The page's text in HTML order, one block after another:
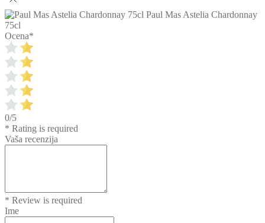
Paul Mas Astelia Chardonnay
75cl
Ocena*
0/5
* Rating is required
Vaša recenzija
* Review is required
Ime